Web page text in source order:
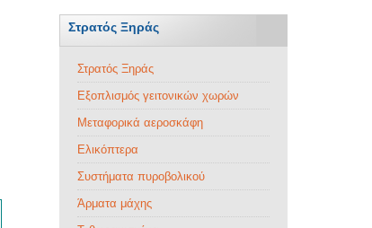
Στρατός Ξηράς
Στρατός Ξηράς
Εξοπλισμός γειτονικών χωρών
Μεταφορικά αεροσκάφη
Ελικόπτερα
Συστήματα πυροβολικού
Άρματα μάχης